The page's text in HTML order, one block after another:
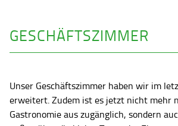
GESCHÄFTSZIMMER
Unser Geschäftszimmer haben wir im
erweitert. Zudem ist es jetzt nicht mehr
Gastronomie aus zugänglich, sondern